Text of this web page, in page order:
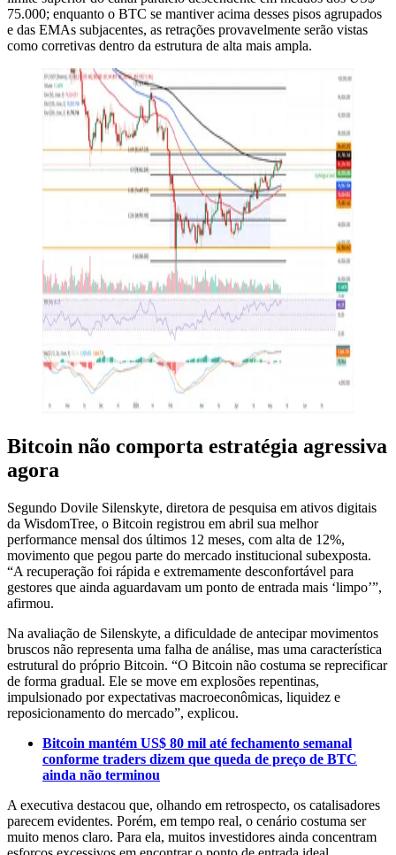
75.000; enquanto o BTC se mantiver acima desses pisos agrupados
e das EMAs subjacentes, as retrações provavelmente serão vistas
como corretivas dentro da estrutura de alta mais ampla.
Bitcoin não comporta estratégia agressiva
agora
Segundo Dovile Silenskyte, diretora de pesquisa em ativos digitais
da WisdomTree, o Bitcoin registrou em abril sua melhor
performance mensal dos últimos 12 meses, com alta de 12%,
movimento que pegou parte do mercado institucional subexposta.
“A recuperação foi rápida e extremamente desconfortável para
gestores que ainda aguardavam um ponto de entrada mais ‘limpo’”,
afirmou.
Na avaliação de Silenskyte, a dificuldade de antecipar movimentos
bruscos não representa uma falha de análise, mas uma característica
estrutural do próprio Bitcoin. “O Bitcoin não costuma se reprecificar
de forma gradual. Ele se move em explosões repentinas,
impulsionado por expectativas macroeconômicas, liquidez e
reposicionamento do mercado”, explicou.
Bitcoin mantém US$ 80 mil até fechamento semanal
conforme traders dizem que queda de preço de BTC
ainda não terminou
A executiva destacou que, olhando em retrospecto, os catalisadores
parecem evidentes. Porém, em tempo real, o cenário costuma ser
muito menos claro. Para ela, muitos investidores ainda concentram